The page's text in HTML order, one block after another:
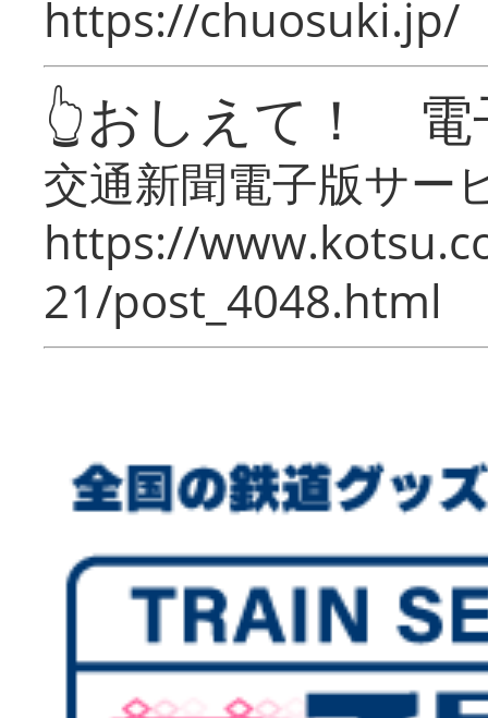
https://chuosuki.jp/
👆おしえて！ 電
交通新聞電子版サー
https://
21/post_4048.html